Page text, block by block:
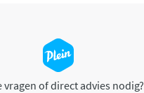
vragen of direct advies nodig?